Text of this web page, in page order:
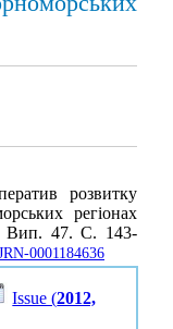
розвитку
регіонах
Вип. 47. С. 143-
0001184636
Issue (2012,